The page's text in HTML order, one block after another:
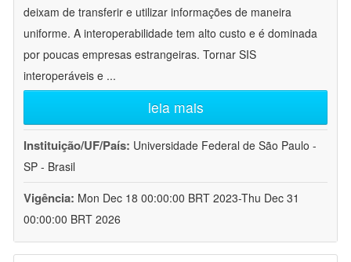
deixam de transferir e utilizar informações de maneira
uniforme. A interoperabilidade tem alto custo e é dominada
por poucas empresas estrangeiras. Tornar SIS
interoperáveis e ...
leia mais
Instituição/UF/País: Universidade Federal de São Paulo -
SP - Brasil
Vigência: Mon Dec 18 00:00:00 BRT 2023-Thu Dec 31
00:00:00 BRT 2026